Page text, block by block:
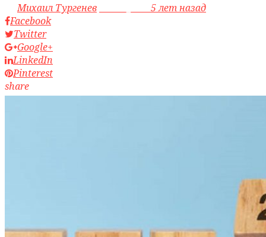
byМихаил Тургенев
5 лет назад
Facebook
Twitter
Google+
LinkedIn
Pinterest
share